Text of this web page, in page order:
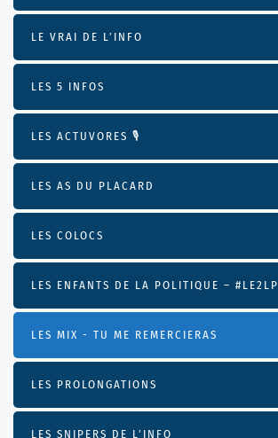
LE VRAI DE L’INFO
LES 5 INFOS
LES ACTUVORES 🎙
LES AS DU PLACARD
LES COLOCS
LES ENFANTS DE LA POLITIQUE – #LE2LP
LES MIX - TU ME REMERCIERAS
LES PROLONGATIONS
LES SNIPERS DE L’INFO